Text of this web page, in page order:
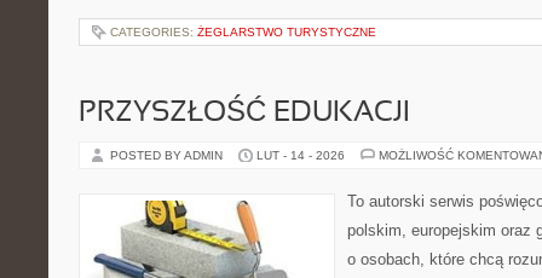
CATEGORIES: ŻEGLARSTWO TURYSTYCZNE
PRZYSZŁOŚĆ EDUKACJI
POSTED BY ADMIN LUT - 14 - 2026 MOŻLIWOŚĆ
To autorski serwis
polskim, europejskim oraz
o osobach, które chcą